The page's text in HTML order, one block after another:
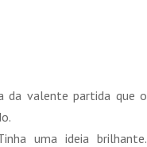
da valente partida que o
uma ideia brilhante.